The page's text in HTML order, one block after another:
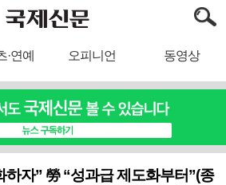
·연예 오피니언 동영상
하자” 勞 “성과급 제도화부터”(종